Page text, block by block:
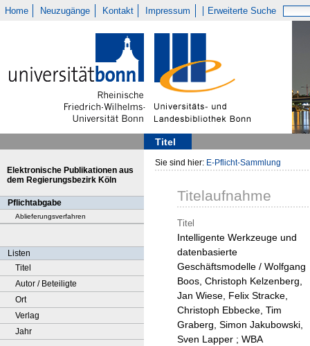
Home Neuzugänge Kontakt Impressum Erweiterte Suche
Titel
Elektronische Publikationen aus
dem Regierungsbezirk Köln
Pflichtabgabe
Ablieferungsverfahren
Listen
Titel
Autor / Beteiligte
Ort
Verlag
Jahr
Sie sind hier: E-Pflicht-Sammlung
Titelaufnahme
Titel
Intelligente Werkzeuge und
datenbasierte
Geschäftsmodelle / Wolfgang
Boos, Christoph Kelzenberg,
Jan Wiese, Felix Stracke,
Christoph Ebbecke, Tim
Graberg, Simon Jakubowski,
Sven Lapper ; WBA